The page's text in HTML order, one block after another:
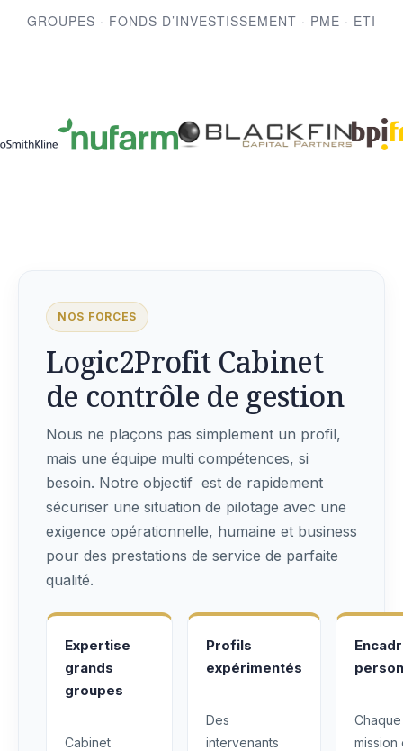
GROUPES · FONDS D’INVESTISSEMENT · PME · ETI
NOS FORCES
Logic2Profit Cabinet
de contrôle de gestion
Nous ne plaçons pas simplement un profil,
mais une équipe multi compétences, si
besoin. Notre objectif est de rapidement
sécuriser une situation de pilotage avec une
exigence opérationnelle, humaine et business
pour des prestations de service de parfaite
qualité.
Expertise
grands
groupes
Cabinet
Profils
expérimentés
Des
intervenants
Chaque
mission